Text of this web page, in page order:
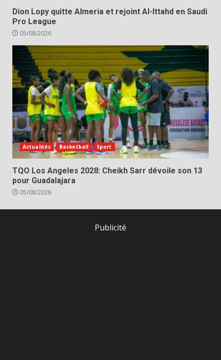
Dion Lopy quitte Almeria et rejoint Al-Ittahd en Saudi
Pro League
05/08/2026
Actualités Basketball Sport
TQO Los Angeles 2028: Cheikh Sarr dévoile son 13
pour Guadalajara
05/08/2026
Publicité